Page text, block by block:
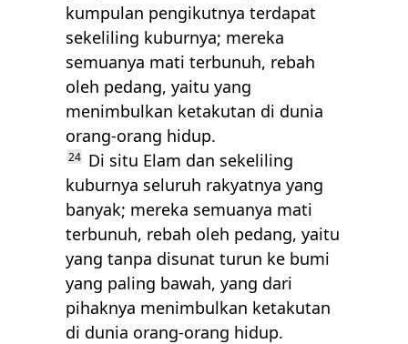
kumpulan pengikutnya terdapat
sekeliling kuburnya; mereka
semuanya mati terbunuh, rebah
oleh pedang, yaitu yang
menimbulkan ketakutan di dunia
orang-orang hidup.
24 Di situ Elam dan sekeliling
kuburnya seluruh rakyatnya yang
banyak; mereka semuanya mati
terbunuh, rebah oleh pedang, yaitu
yang tanpa disunat turun ke bumi
yang paling bawah, yang dari
pihaknya menimbulkan ketakutan
di dunia orang-orang hidup.